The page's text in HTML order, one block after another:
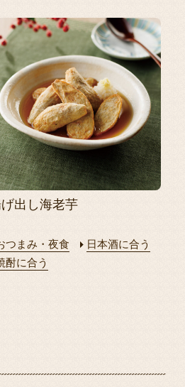
出し海老芋
つまみ・夜食
日本酒に合う
酎に合う